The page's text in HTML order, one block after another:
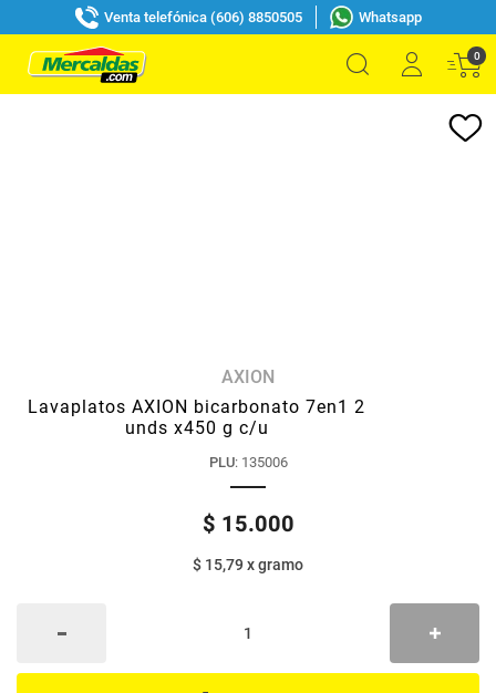
Venta telefónica (606) 8850505 Whatsapp
0
AXION
Lavaplatos AXION bicarbonato 7en1 2
unds x450 g c/u
PLU: 135006
$ 15.000
$ 15,79 xgramo